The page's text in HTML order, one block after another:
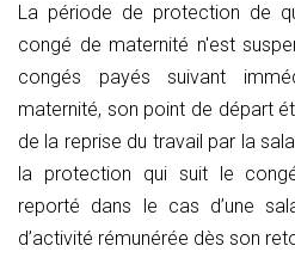
La période de protection de
congé de maternité n'est
congés payés suivant
maternité, son point de départ
de la reprise du travail par la
la protection qui suit le
reporté dans le cas d’une
d’activité rémunérée dès son